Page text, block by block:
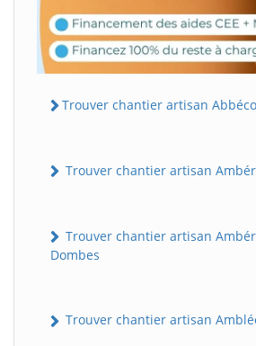
Trouver chantier artisan
Trouver chantier artisan
Trouver chantier artisan
Dombes
Trouver chantier artisan